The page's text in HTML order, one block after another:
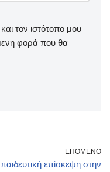
τον ιστότοπο μου
φορά που θα
ΕΠΌΜΕΝΟ
επίσκεψη στην